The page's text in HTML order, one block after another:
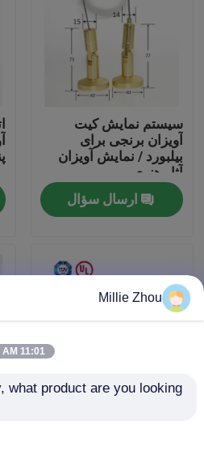
محصولات
فیلم های
درباره ما
تور کارخانه
با ما تماس بگیرید
گیرنده های هواپیما
سیستم نمایش کیت
آویزان برنجی برای
بیلبورد / نمایش آویزان
آثار هنری
ارسال سؤال
Millie Zhou
11:01 AM
what product are you looking